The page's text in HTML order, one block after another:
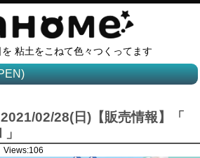
粘土をこねて色々つくってます
02/28(日)【販売情報】「